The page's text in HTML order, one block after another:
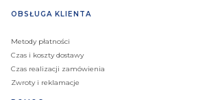
OBSŁUGA KLIENTA
Metody płatności
Czas i koszty dostawy
Czas realizacji zamówienia
Zwroty i reklamacje